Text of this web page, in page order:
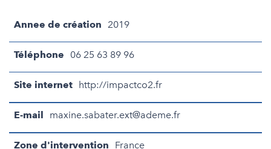
Annee de création 2019
Téléphone 06 25 63 89 96
Site internet http://impactco2.fr
E-mail maxine.sabater.ext@ademe.fr
Zone d'intervention France